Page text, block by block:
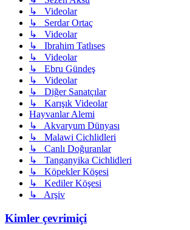
↳ Videolar
↳ Serdar Ortaç
↳ Videolar
↳ Ibrahim Tatlıses
↳ Videolar
↳ Ebru Gündeş
↳ Videolar
↳ Diğer Sanatçılar
↳ Karışık Videolar
Hayvanlar Alemi
↳ Akvaryum Dünyası
↳ Malawi Cichlidleri
↳ Canlı Doğuranlar
↳ Tanganyika Cichlidleri
↳ Köpekler Köşesi
↳ Kediler Köşesi
↳ Arşiv
Kimler çevrimiçi